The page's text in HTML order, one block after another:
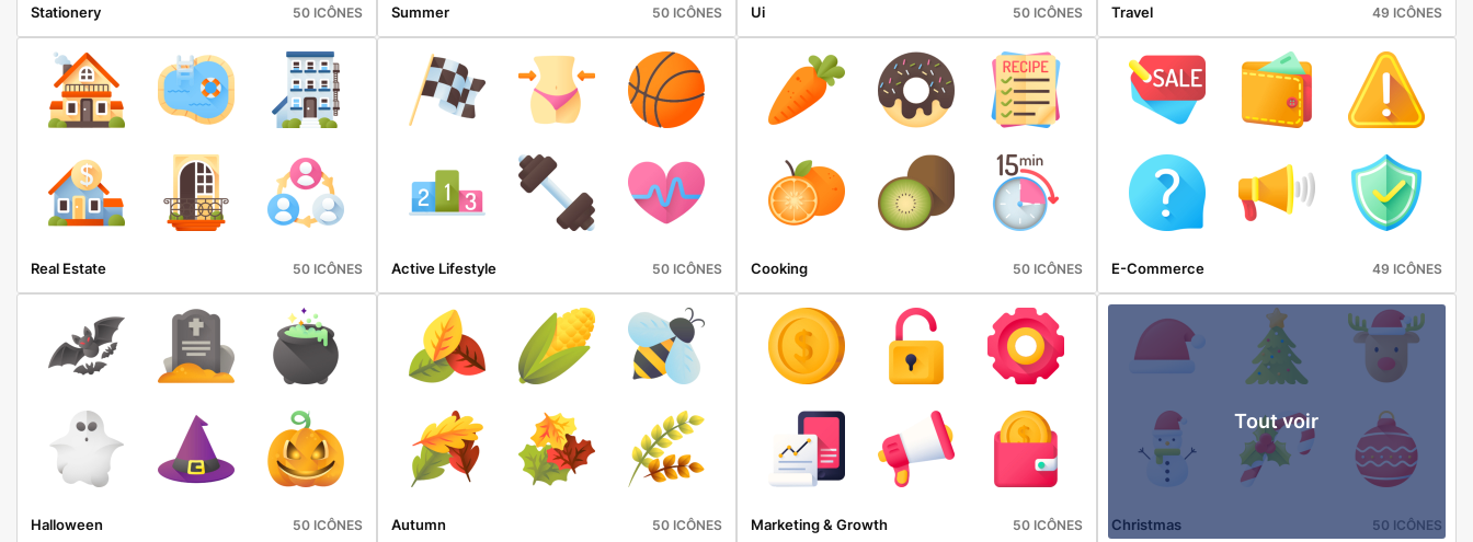
Stationery 50 ICÔNES Summer 50 ICÔNES Ui 50 ICÔNES Travel 49 ICÔNES
Real Estate 50 ICÔNES Active Lifestyle 50 ICÔNES Cooking 50 ICÔNES E-Commerce 49 ICÔNES
Halloween 50 ICÔNES Autumn 50 ICÔNES Marketing & Growth 50 ICÔNES
Tout voir
Christmas 50 ICÔNES